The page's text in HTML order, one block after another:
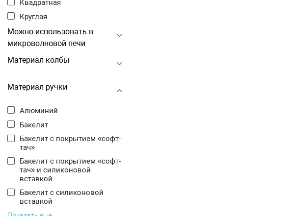
Квадратная
Круглая
Можно использовать в
микроволновой печи
Материал колбы
Материал ручки
Алюминий
Бакелит
Бакелит с покрытием «софт-
тач»
Бакелит с покрытием «софт-
тач» и силиконовой
вставкой
Бакелит с силиконовой
вставкой